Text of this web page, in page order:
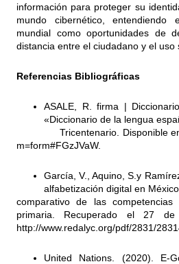
información para proteger su
mundo cibernético, entendiendo
mundial como oportunidades de
distancia entre el ciudadano y el uso
Referencias Bibliográficas
ASALE, R. firma |
«Diccionario de la lengua
Tricentenario. Disponible
m=form#FGzJVaW.
García, V., Aquino, S.y
alfabetización digital en
comparativo de las
primaria. Recuperado el 27
http://www.redalyc.org/pdf/2831/
United Nations. (2020). E-